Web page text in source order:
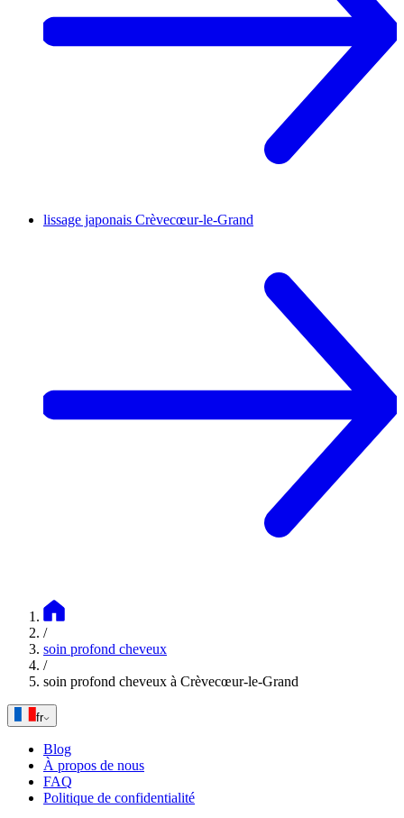
lissage japonais Crèvecœur-le-Grand
/
soin profond cheveux
/
soin profond cheveux à Crèvecœur-le-Grand
fr
Blog
À propos de nous
FAQ
Politique de confidentialité